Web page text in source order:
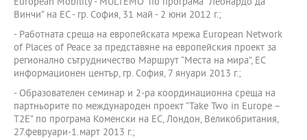
Винчи” на ЕС - гр. София, 31 май - 2 юни 2012 г.;
- Работната среща на европейската мрежа European Network
of Places of Peace за представяне на европейския проект за
регионално сътрудничество Маршрут “Места на мира”, ЕС
информационен център, гр. София, 7 януари 2013 г.;
- Образователен семинар и 2-ра координационна среща на
партньорите по международен проект “Take Two in Europe –
T2E” по програма Коменски на ЕС, Лондон, Великобритания,
27.февруари-1.март 2013 г.;